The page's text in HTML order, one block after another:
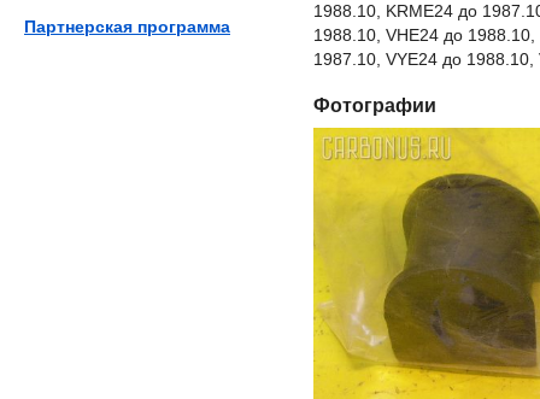
1988.10, KRME24 до
1988.10, VHE24 до
1987.10, VYE24 до
Фотографии
Партнерская программа